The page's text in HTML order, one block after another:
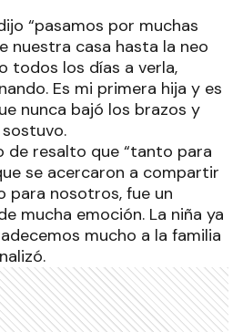
“pasamos por muchas
nuestra casa hasta la neo
todos los días a verla,
Es mi primera hija y es
nunca bajó los brazos y
de resalto que “tanto para
se acercaron a compartir
para nosotros, fue un
mucha emoción. La niña ya
mucho a la familia